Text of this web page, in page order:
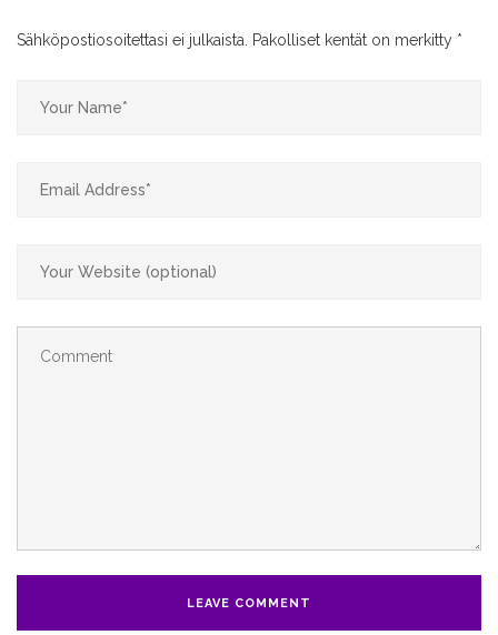
Sähköpostiosoitettasi ei julkaista. Pakolliset kentät on merkitty *